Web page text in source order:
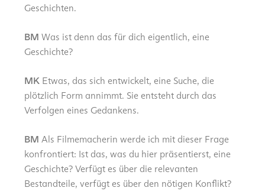
Geschichten.
BM Was ist denn das für dich eigentlich, eine
Geschichte?
MK Etwas, das sich entwickelt, eine Suche, die
plötzlich Form annimmt. Sie entsteht durch das
Verfolgen eines Gedankens.
BM Als Filmemacherin werde ich mit dieser Frage
konfrontiert: Ist das, was du hier präsentierst, eine
Geschichte? Verfügt es über die relevanten
Bestandteile, verfügt es über den nötigen Konflikt?